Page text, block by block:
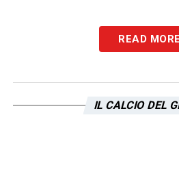
READ MORE
IL CALCIO DEL